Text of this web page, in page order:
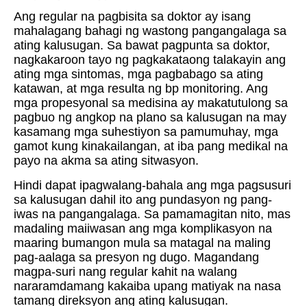
Ang regular na pagbisita sa doktor ay isang
mahalagang bahagi ng wastong pangangalaga sa
ating kalusugan. Sa bawat pagpunta sa doktor,
nagkakaroon tayo ng pagkakataong talakayin ang
ating mga sintomas, mga pagbabago sa ating
katawan, at mga resulta ng bp monitoring. Ang
mga propesyonal sa medisina ay makatutulong sa
pagbuo ng angkop na plano sa kalusugan na may
kasamang mga suhestiyon sa pamumuhay, mga
gamot kung kinakailangan, at iba pang medikal na
payo na akma sa ating sitwasyon.
Hindi dapat ipagwalang-bahala ang mga pagsusuri
sa kalusugan dahil ito ang pundasyon ng pang-
iwas na pangangalaga. Sa pamamagitan nito, mas
madaling maiiwasan ang mga komplikasyon na
maaring bumangon mula sa matagal na maling
pag-aalaga sa presyon ng dugo. Magandang
magpa-suri nang regular kahit na walang
nararamdamang kakaiba upang matiyak na nasa
tamang direksyon ang ating kalusugan.